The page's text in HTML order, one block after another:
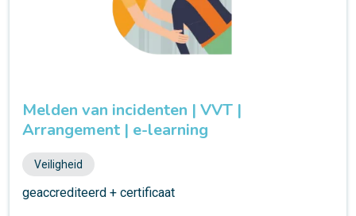
Melden van incidenten | VVT |
Arrangement | e-learning
Veiligheid
geaccrediteerd + certificaat